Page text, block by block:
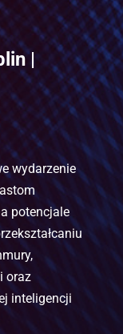
|
wydarzenie
potencjale
oraz
inteligencji